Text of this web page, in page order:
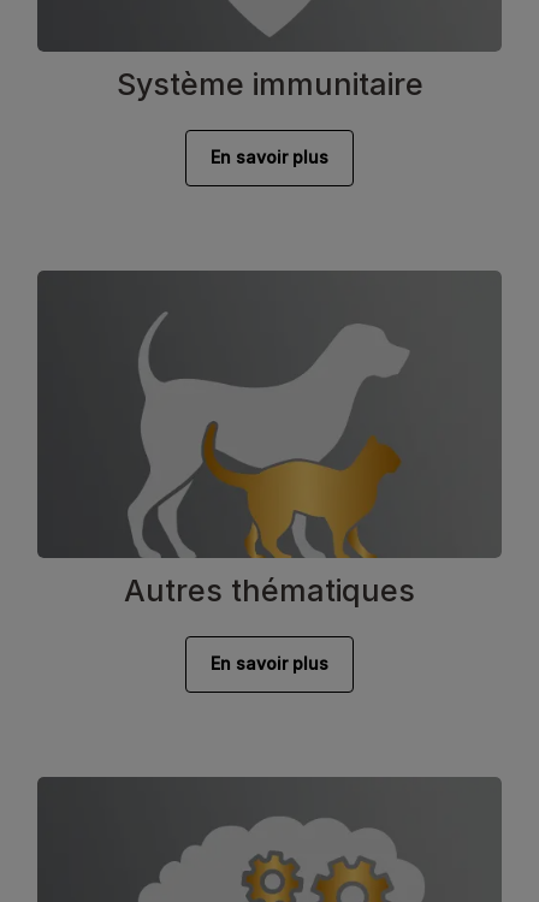
Système immunitaire
En savoir plus
Autres thématiques
En savoir plus